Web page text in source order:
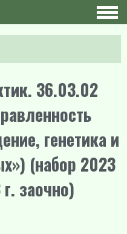
36.03.02
генетика и
(набор 2023
заочно)